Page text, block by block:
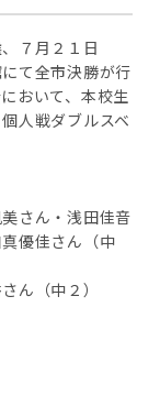
７月２１日
て全市決勝が行
おいて、本校生
個人戦ダブルスベ
さん・浅田佳音
優佳さん（中
ん（中２）